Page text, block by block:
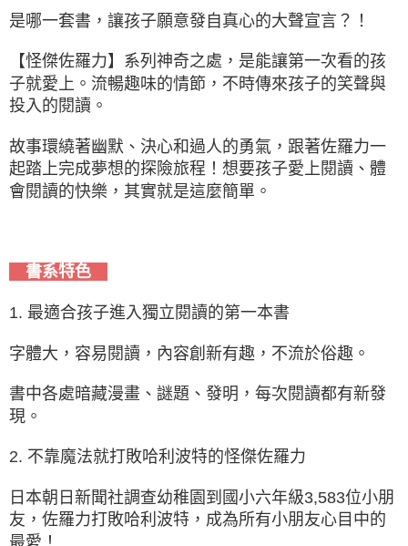
是哪一套書，讓孩子願意發自真心的大聲宣言？！
【怪傑佐羅力】系列神奇之處，是能讓第一次看的孩
子就愛上。流暢趣味的情節，不時傳來孩子的笑聲與
投入的閱讀。
故事環繞著幽默、決心和過人的勇氣，跟著佐羅力一
起踏上完成夢想的探險旅程！想要孩子愛上閱讀、體
會閱讀的快樂，其實就是這麼簡單。
書系特色
1. 最適合孩子進入獨立閱讀的第一本書
字體大，容易閱讀，內容創新有趣，不流於俗趣。
書中各處暗藏漫畫、謎題、發明，每次閱讀都有新發
現。
2. 不靠魔法就打敗哈利波特的怪傑佐羅力
日本朝日新聞社調查幼稚園到國小六年級3,583位小朋
友，佐羅力打敗哈利波特，成為所有小朋友心目中的
最愛！